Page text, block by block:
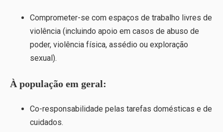
Comprometer-se com espaços de trabalho livres de
violência (incluindo apoio em casos de abuso de
poder, violência física, assédio ou exploração
sexual).
À população em geral:
Co-responsabilidade pelas tarefas domésticas e de
cuidados.